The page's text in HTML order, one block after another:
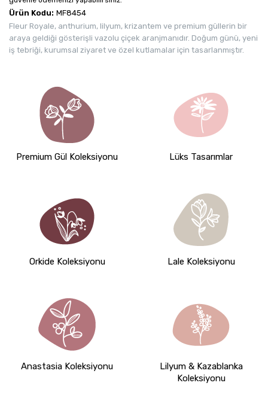
Ürün Kodu: MF8454
Fleur Royale, anthurium, lilyum, krizantem ve premium güllerin bir
araya geldiği gösterişli vazolu çiçek aranjmanıdır. Doğum günü, yeni
iş tebriği, kurumsal ziyaret ve özel kutlamalar için tasarlanmıştır.
Premium Gül Koleksiyonu Lüks Tasarımlar
Orkide Koleksiyonu Lale Koleksiyonu
Anastasia Koleksiyonu
Lilyum & Kazablanka
Koleksiyonu